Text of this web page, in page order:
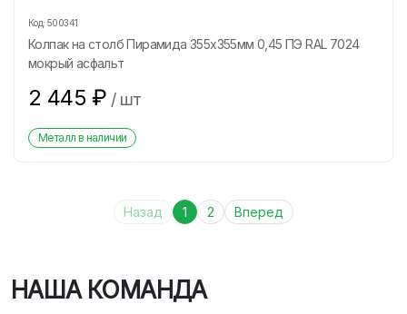
Код: 500341
Колпак на столб Пирамида 355х355мм 0,45 ПЭ RAL 7024
мокрый асфальт
2 445 ₽ / шт
Металл в наличии
Назад 1 2 Вперед
НАША КОМАНДА